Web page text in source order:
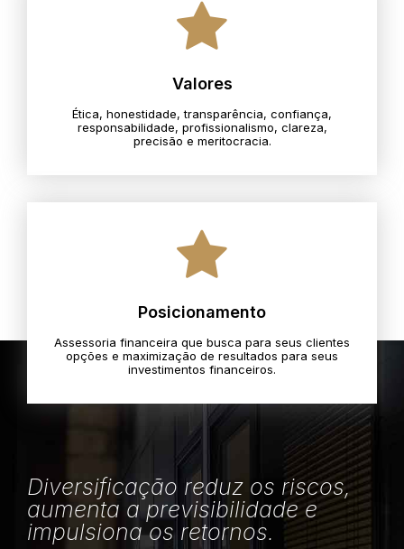
Valores
Ética, honestidade, transparência, confiança,
responsabilidade, profissionalismo, clareza,
precisão e meritocracia.​
Posicionamento
Assessoria financeira que busca para seus clientes
opções e maximização de resultados para seus
investimentos financeiros.
Diversificação reduz os riscos,
aumenta a previsibilidade e
impulsiona os retornos.